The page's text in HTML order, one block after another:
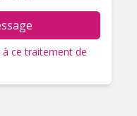
ce traitement de